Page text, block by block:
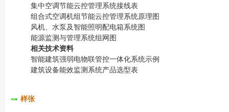
集中空调节能云控管理系统接线表
组合式空调机组节能云控管理系统原理图
风机、水泵及智能照明配电箱系统图
能源监测与管理系统组网图
相关技术资料
智能建筑强弱电物联管控一体化系统示例
建筑设备能效监测系统产品选型表
样张